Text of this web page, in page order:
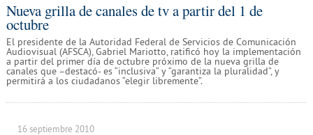
Nueva grilla de canales de tv a partir del 1 de
octubre
El presidente de la Autoridad Federal de Servicios de Comunicación
Audiovisual (AFSCA), Gabriel Mariotto, ratificó hoy la implementación
a partir del primer día de octubre próximo de la nueva grilla de
canales que –destacó- es “inclusiva” y “garantiza la pluralidad”, y
permitirá a los ciudadanos “elegir libremente”.
16 septiembre 2010